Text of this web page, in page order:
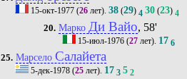
15-окт-1977(26лет). 38(29) 4 30(23) 4
20. Марко Ди Вайо, 58'
15-июл-1976 (27 лет). 17 6
25. Марсело Салайета
5-дек-1978(25лет). 17 3 5 2